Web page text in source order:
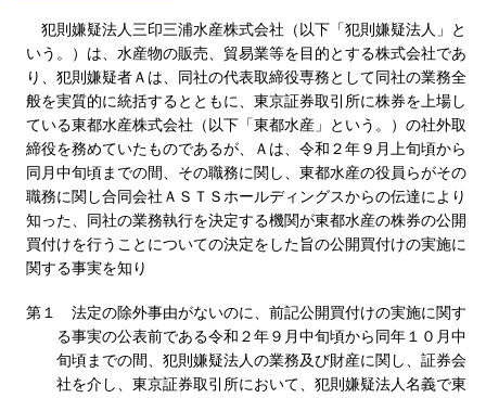
犯則嫌疑法人三印三浦水産株式会社（以下「犯則嫌疑法人」と
いう。）は、水産物の販売、貿易業等を目的とする株式会社であ
り、犯則嫌疑者Ａは、同社の代表取締役専務として同社の業務全
般を実質的に統括するとともに、東京証券取引所に株券を上場し
ている東都水産株式会社（以下「東都水産」という。）の社外取
締役を務めていたものであるが、Ａは、令和２年９月上旬頃から
同月中旬頃までの間、その職務に関し、東都水産の役員らがその
職務に関し合同会社ＡＳＴＳホールディングスからの伝達により
知った、同社の業務執行を決定する機関が東都水産の株券の公開
買付けを行うことについての決定をした旨の公開買付けの実施に
関する事実を知り
第１ 法定の除外事由がないのに、前記公開買付けの実施に関す
る事実の公表前である令和２年９月中旬頃から同年１０月中
旬頃までの間、犯則嫌疑法人の業務及び財産に関し、証券会
社を介し、東京証券取引所において、犯則嫌疑法人名義で東